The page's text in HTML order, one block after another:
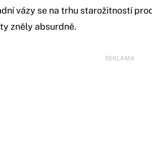
vázy se na trhu starožitností
zněly absurdně.
REKLAMA